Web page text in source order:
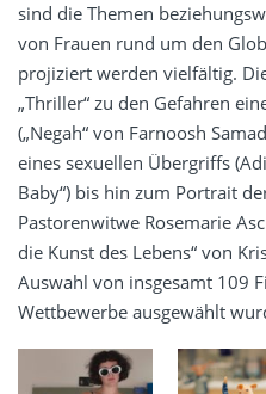
sind die Themen
von Frauen rund um den
projiziert werden vielfältig.
„Thriller“ zu den Gefahren
(„Negah“ von Farnoosh
eines sexuellen Übergriffs
Baby“) bis hin zum Portrait
Pastorenwitwe Rosemarie
die Kunst des Lebens“ von
Auswahl von insgesamt 109
Wettbewerbe ausgewählt